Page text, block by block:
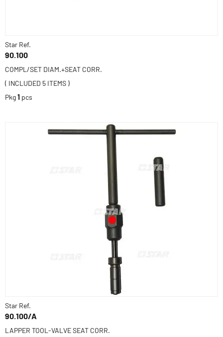
Star Ref.
90.100
COMPL/SET DIAM.+SEAT CORR.
( INCLUDED 5 ITEMS )
Pkg1 pcs
Star Ref.
90.100/A
LAPPER TOOL-VALVE SEAT CORR.